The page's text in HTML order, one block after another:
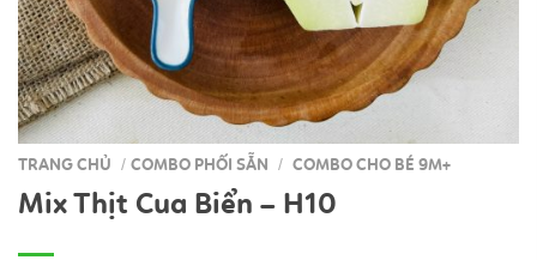
TRANG CHỦ / COMBO PHỐI SẴN / COMBO CHO BÉ 9M+
Mix Thịt Cua Biển – H10